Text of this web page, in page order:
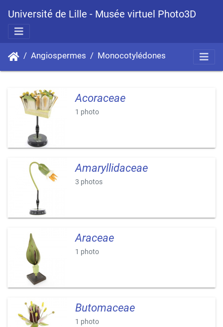
Université de Lille - Musée virtuel Photo3D
Angiospermes Monocotylédones
Acoraceae
1 photo
Amaryllidaceae
3 photos
Araceae
1 photo
Butomaceae
1 photo